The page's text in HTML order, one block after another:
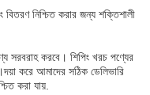
বিতরণ নিশ্চিত করার জন্য শক্তিশালী
সরবরাহ করবে। শিপিং খরচ পণ্যের
করে আমাদের সঠিক ডেলিভারি
করা যায়.